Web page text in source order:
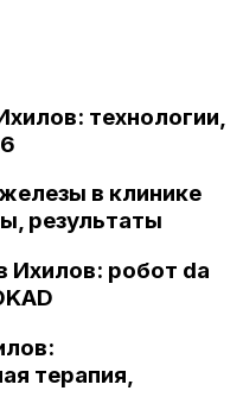
технологии,
в клинике
результаты
Ихилов: робот da
терапия,